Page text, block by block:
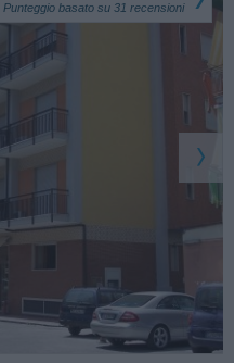
Punteggio basato su 31 recensioni